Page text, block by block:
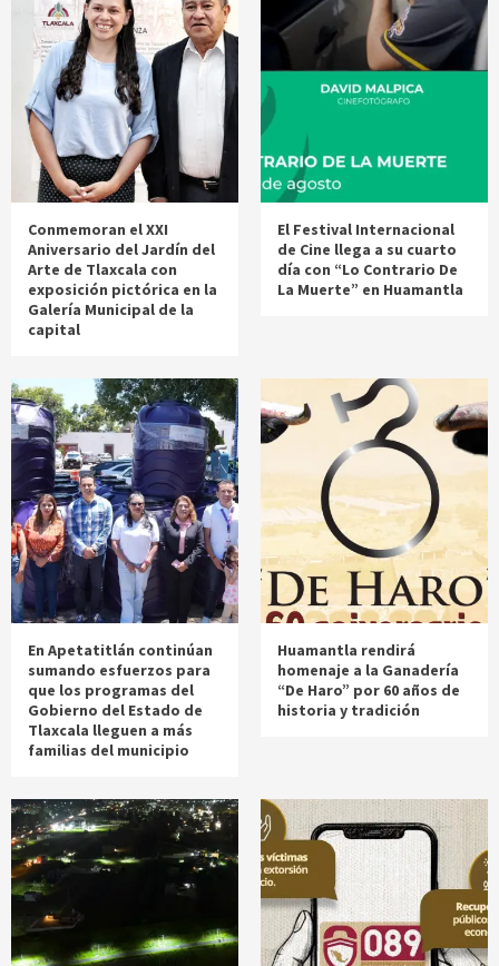
Conmemoran el XXI
Aniversario del Jardín del
Arte de Tlaxcala con
exposición pictórica en la
Galería Municipal de la
capital
El Festival Internacional
de Cine llega a su cuarto
día con “Lo Contrario De
La Muerte” en Huamantla
En Apetatitlán continúan
sumando esfuerzos para
que los programas del
Gobierno del Estado de
Tlaxcala lleguen a más
familias del municipio
Huamantla rendirá
homenaje a la Ganadería
“De Haro” por 60 años de
historia y tradición